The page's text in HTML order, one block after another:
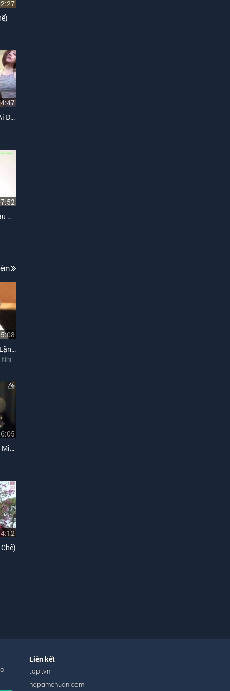
Chắc Ai Đó Sẽ Hùa (Chắc Ai Đó Sẽ Về Trắng Chế)
Bài Hát Về Iphone 6 (Về Đâu Mái Tóc Người Thương Nhật Anh Chế)
Mashup Anh Ở Đâu, Đừng Lặng Im (Thảo Nhi, Duy Phong Cover)
Bóng Mây Qua Thềm (Hòa Minzy, Tùng Acoustic Cover)
Liên kết
topi.vn
hopamchuan.com